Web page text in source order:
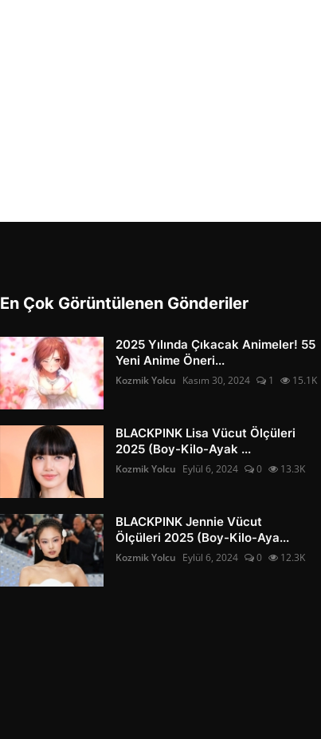
En Çok Görüntülenen Gönderiler
2025 Yılında Çıkacak Animeler! 55
Yeni Anime Öneri...
Kozmik Yolcu Kasım 30, 2024 1 15.1K
BLACKPINK Lisa Vücut Ölçüleri
2025 (Boy-Kilo-Ayak ...
Kozmik Yolcu Eylül 6, 2024 0 13.3K
BLACKPINK Jennie Vücut
Ölçüleri 2025 (Boy-Kilo-Aya...
Kozmik Yolcu Eylül 6, 2024 0 12.3K